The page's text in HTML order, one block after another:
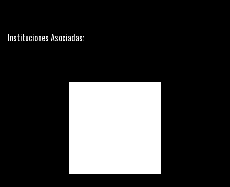
Instituciones Asociadas: